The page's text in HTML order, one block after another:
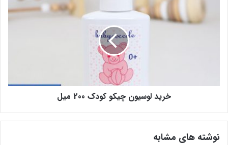
خرید لوسیون چیکو کودک 200 میل
نوشته های مشابه